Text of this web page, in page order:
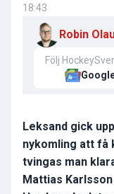
18:43
Robin
Följ
Leksand gick
nykomling att få
tvingas man
Mattias